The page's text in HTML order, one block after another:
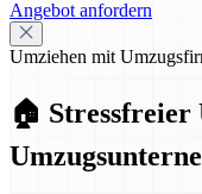
Angebot anfordern
Umziehen mit
🏠